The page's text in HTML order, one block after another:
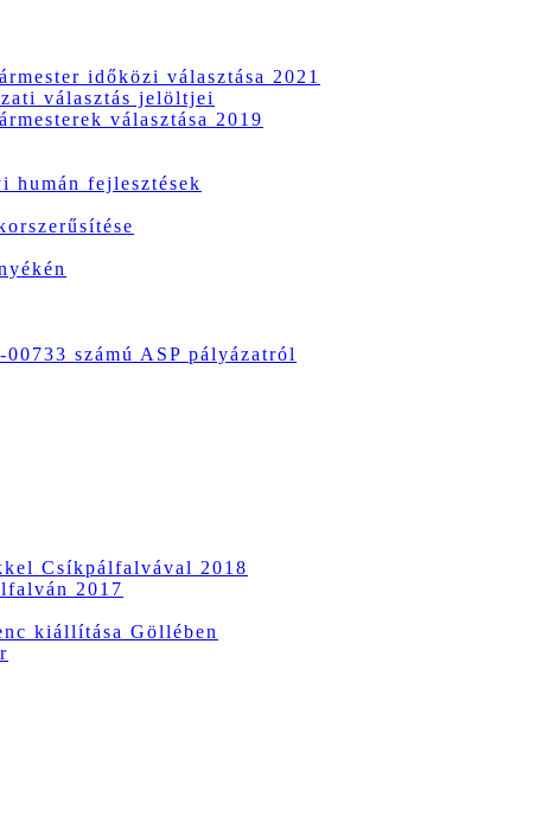
időközi választása 2021
választás jelöltjei
választása 2019
humán fejlesztések
számú ASP pályázatról
Csíkpálfalvával 2018
2017
kiállítása Göllében